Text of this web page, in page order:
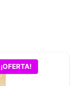
¡OFERTA!